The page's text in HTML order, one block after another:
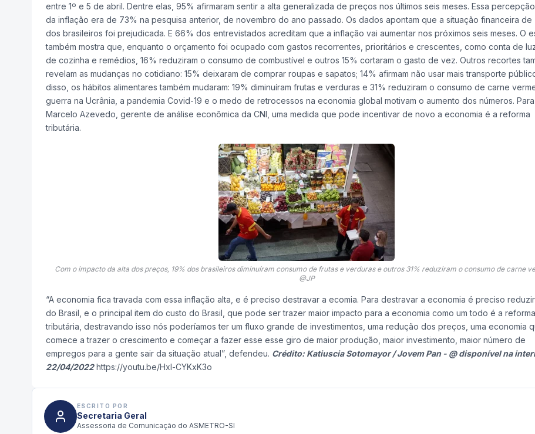
entre 1º e 5 de abril. Dentre elas, 95% afirmaram sentir a alta generalizada de preços nos últimos seis meses. Essa percepção
da inflação era de 73% na pesquisa anterior, de novembro do ano passado. Os dados apontam que a situação financeira de
dos brasileiros foi prejudicada. E 66% dos entrevistados acreditam que a inflação vai aumentar nos próximos seis meses. O
também mostra que, enquanto o orçamento foi ocupado com gastos recorrentes, prioritários e crescentes, como conta de
de cozinha e remédios, 16% reduziram o consumo de combustível e outros 15% cortaram o gasto de vez. Outros recortes
revelam as mudanças no cotidiano: 15% deixaram de comprar roupas e sapatos; 14% afirmam não usar mais transporte
disso, os hábitos alimentares também mudaram: 19% diminuíram frutas e verduras e 31% reduziram o consumo de carne
guerra na Ucrânia, a pandemia Covid-19 e o medo de retrocessos na economia global motivam o aumento dos números. Para
Marcelo Azevedo, gerente de análise econômica da CNI, uma medida que pode incentivar de novo a economia é a reforma
tributária.
Com o impacto da alta dos preços, 19% dos brasileiros diminuíram consumo de frutas e verduras e outros 31% reduziram o consumo de carne
@JP
“A economia fica travada com essa inflação alta, e é preciso destravar a ecomia. Para destravar a economia é preciso
do Brasil, e o principal item do custo do Brasil, que pode ser trazer maior impacto para a economia como um todo é a reforma
tributária, destravando isso nós poderíamos ter um fluxo grande de investimentos, uma redução dos preços, uma economia
comece a trazer o crescimento e começar a fazer esse esse giro de maior produção, maior investimento, maior número de
empregos para a gente sair da situação atual”, defendeu. Crédito: Katiuscia Sotomayor / Jovem Pan - @ disponível na
22/04/2022https://youtu.be/Hxl-CYKxK3o
ESCRITO POR
Secretaria Geral
Assessoria de Comunicação do ASMETRO-SI